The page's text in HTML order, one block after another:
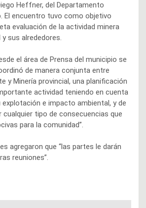
Heffner, del Departamento
El encuentro tuvo como objetivo
evaluación de la actividad minera
sus alrededores.
el área de Prensa del municipio se
de manera conjunta entre
y Minería provincial, una planificación
actividad teniendo en cuenta
explotación e impacto ambiental, y de
tipo de consecuencias que
para la comunidad”.
agregaron que “las partes le darán
reuniones”.